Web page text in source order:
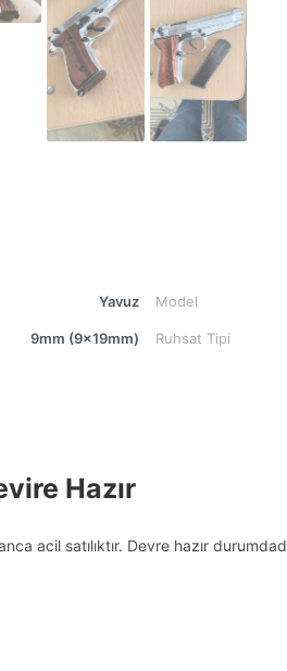
Yavuz Model
9mm (9x19mm) Ruhsat Tipi
Hazır
acil satılıktır. Devre hazır